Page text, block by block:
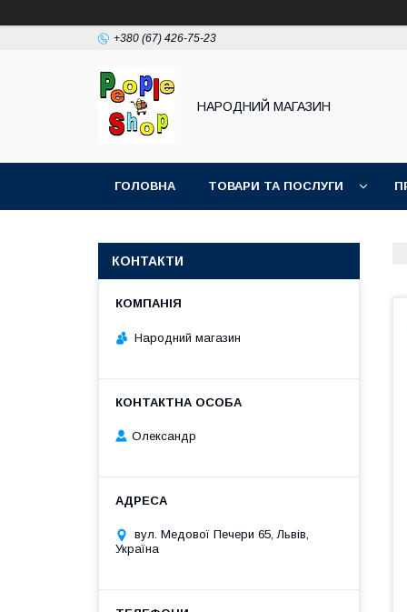
+380 (67) 426-75-23
НАРОДНИЙ МАГАЗИН
ГОЛОВНА ТОВАРИ ТА ПОСЛУГИ
КОНТАКТИ
Народний магазин
Олександр
вул. Медової Печери 65, Львів,
Україна